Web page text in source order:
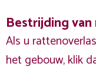
Bestrijding
Als u
het gebouw, klik